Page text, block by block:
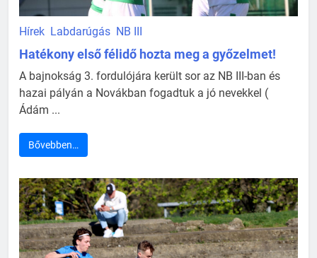
Hírek Labdarúgás NB III
Hatékony első félidő hozta meg a győzelmet!
A bajnokság 3. fordulójára került sor az NB III-ban és
hazai pályán a Novákban fogadtuk a jó nevekkel (
Ádám ...
Bővebben…